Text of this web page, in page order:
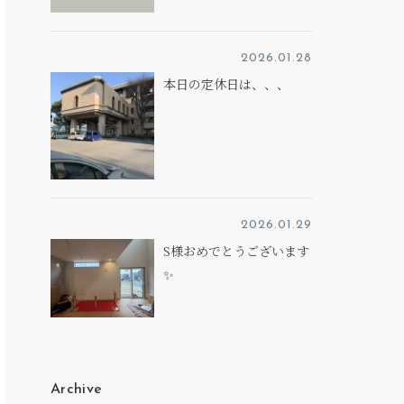
2026.01.28
本日の定休日は、、、
2026.01.29
S様おめでとうございます
✨
Archive